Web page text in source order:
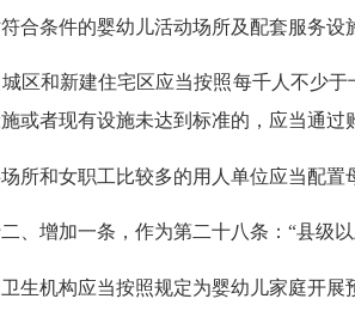
合条件的婴幼儿活动场所及配套服务设
和新建住宅区应当按照每千人不少于
或者现有设施未达到标准的，应当通
和女职工比较多的用人单位应当配置
增加一条，作为第二十八条：“县级以
机构应当按照规定为婴幼儿家庭开展